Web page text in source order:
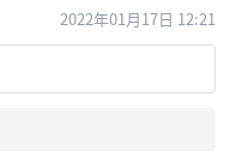
2022年01月17日 12:21